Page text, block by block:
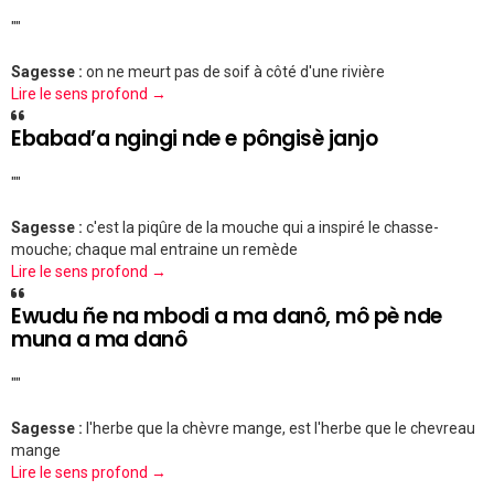
""
Sagesse : on ne meurt pas de soif à côté d'une rivière
Lire le sens profond →
Ebabad’a ngingi nde e pôngisè janjo
""
Sagesse : c'est la piqûre de la mouche qui a inspiré le chasse-
mouche; chaque mal entraine un remède
Lire le sens profond →
Ewudu ñe na mbodi a ma danô, mô pè nde
muna a ma danô
""
Sagesse : l'herbe que la chèvre mange, est l'herbe que le chevreau
mange
Lire le sens profond →